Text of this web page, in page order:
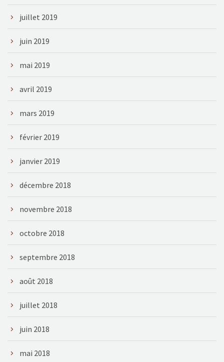
juillet 2019
juin 2019
mai 2019
avril 2019
mars 2019
février 2019
janvier 2019
décembre 2018
novembre 2018
octobre 2018
septembre 2018
août 2018
juillet 2018
juin 2018
mai 2018